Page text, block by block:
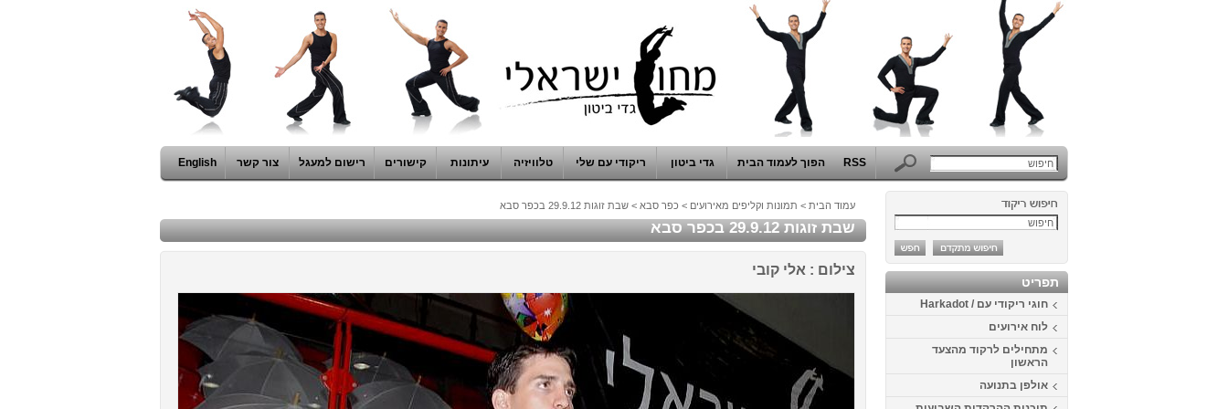
RSS הפוך לעמוד הבית גדי ביטון ריקודי עם שלי טלוויזיה עיתונות קישורים רישום למעגל צור קשר English
תפריט
חוגי ריקודי עם / Harkadot
לוח אירועים
מתחילים לרקוד מהצעד
הראשון
אולפן בתנועה
עמוד הבית > תמונות וקליפים מאירועים > כפר סבא > שבת זוגות 29.9.12 בכפר סבא
שבת זוגות 29.9.12 בכפר סבא
צילום : אלי קובי